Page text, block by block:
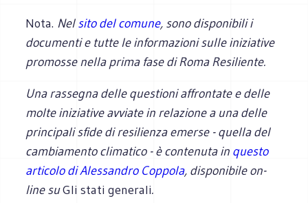
Nota. Nelsito del comune, sono disponibili i
documenti e tutte le informazioni sulle iniziative
promosse nella prima fase di Roma Resiliente.
Una rassegna delle questioni affrontate e delle
molte iniziative avviate in relazione a una delle
principali sfide di resilienza emerse - quella del
cambiamento climatico - è contenuta in questo
articolo di Alessandro Coppola, disponibile on-
line suGli stati generali.